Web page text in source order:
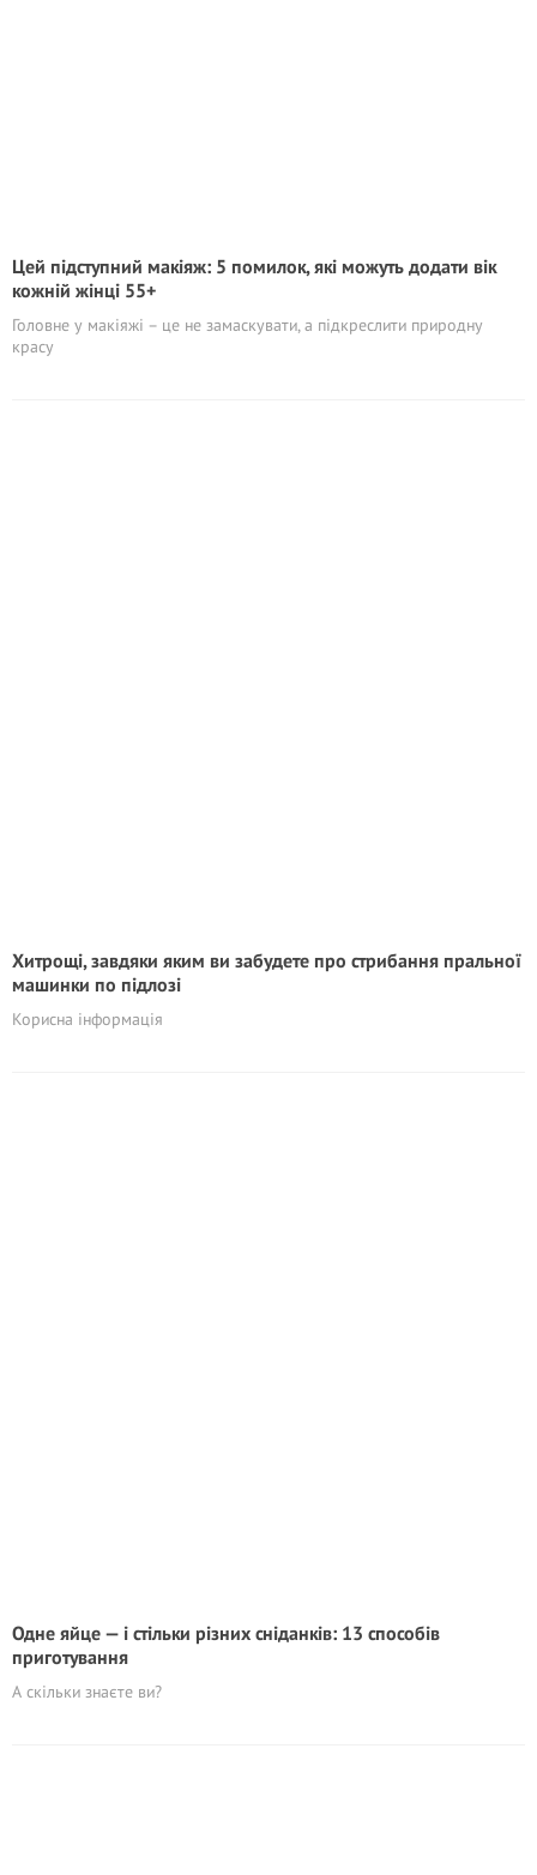
Цей підступний макіяж: 5 помилок, які можуть додати вік
кожній жінці 55+
Головне у макіяжі – це не замаскувати, а підкреслити природну
красу
Хитрощі, завдяки яким ви забудете про стрибання пральної
машинки по підлозі
Корисна інформація
Одне яйце — і стільки різних сніданків: 13 способів
приготування
А скільки знаєте ви?